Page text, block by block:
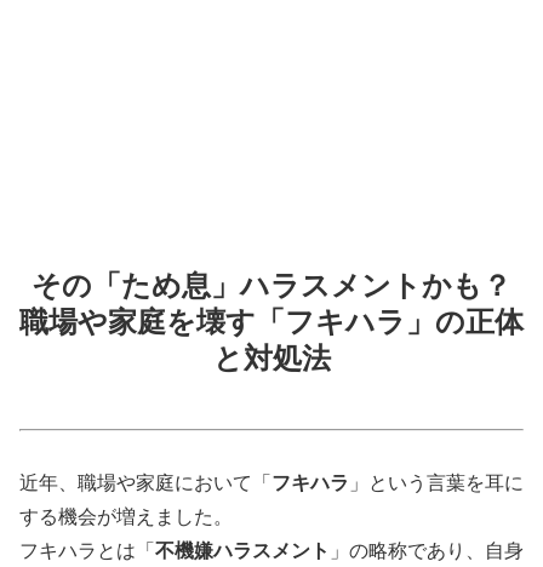
その「ため息」ハラスメントかも？
職場や家庭を壊す「フキハラ」の正体
と対処法
近年、職場や家庭において「 フキハラ 」という言葉を耳に
する機会が増えました。
フキハラとは「 不機嫌ハラスメント 」の略称であり、自身